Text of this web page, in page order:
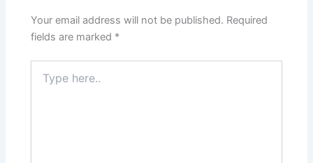
Your email address will not be published. Required
fields are marked *
here..